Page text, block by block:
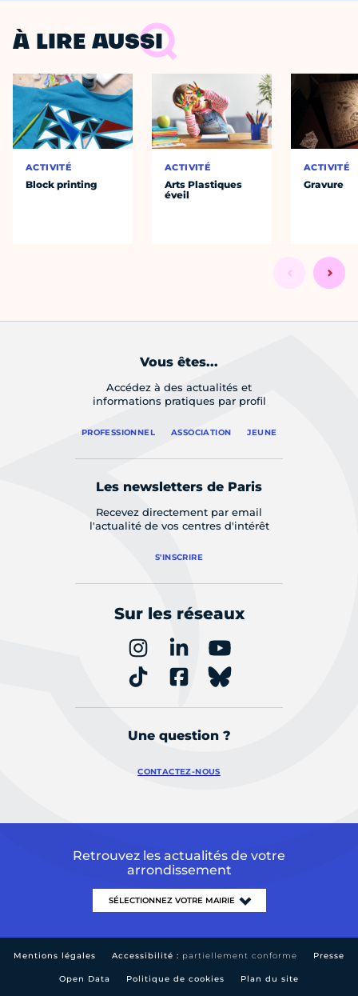
À LIRE AUSSI
ACTIVITÉ
Block printing
ACTIVITÉ
Arts Plastiques
éveil
ACTIVITÉ
Gravure
Vous êtes...
Accédez à des actualités et
informations pratiques par profil
PROFESSIONNEL ASSOCIATION JEUNE
Les newsletters de Paris
Recevez directement par email
l'actualité de vos centres d'intérêt
S'INSCRIRE
Sur les réseaux
Une question ?
CONTACTEZ-NOUS
Retrouvez les actualités de votre
arrondissement
Mentions légales Accessibilité : partiellement conforme Presse
Open Data Politique de cookies Plan du site